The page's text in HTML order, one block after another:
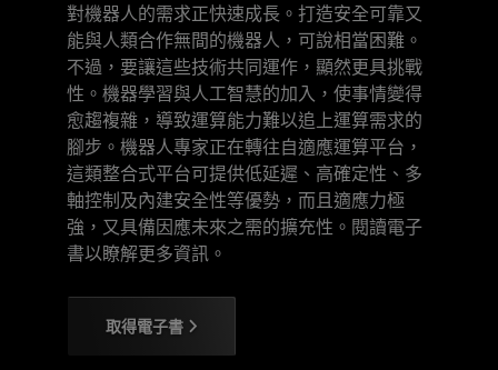
對機器人的需求正快速成長。打造安全可靠又
能與人類合作無間的機器人，可說相當困難。
不過，要讓這些技術共同運作，顯然更具挑戰
性。機器學習與人工智慧的加入，使事情變得
愈趨複雜，導致運算能力難以追上運算需求的
腳步。機器人專家正在轉往自適應運算平台，
這類整合式平台可提供低延遲、高確定性、多
軸控制及內建安全性等優勢，而且適應力極
強，又具備因應未來之需的擴充性。閱讀電子
書以瞭解更多資訊。
取得電子書